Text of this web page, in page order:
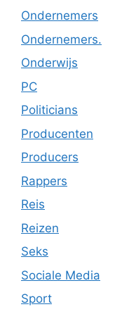
Ondernemers
Ondernemers.
Onderwijs
PC
Politicians
Producenten
Producers
Rappers
Reis
Reizen
Seks
Sociale Media
Sport